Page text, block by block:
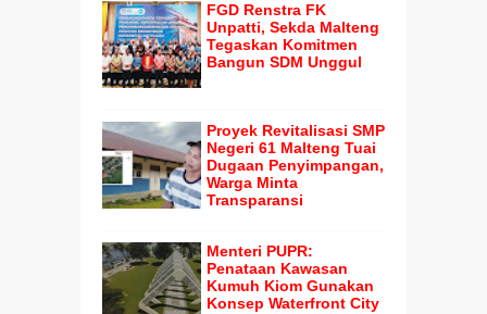
FGD Renstra FK
Unpatti, Sekda Malteng
Tegaskan Komitmen
Bangun SDM Unggul
Proyek Revitalisasi SMP
Negeri 61 Malteng Tuai
Dugaan Penyimpangan,
Warga Minta
Transparansi
Menteri PUPR:
Penataan Kawasan
Kumuh Kiom Gunakan
Konsep Waterfront City